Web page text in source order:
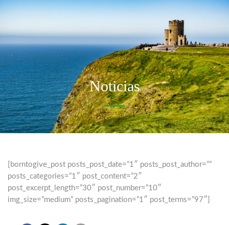
Noticias
[borntogive_post posts_post_date=”1″ posts_post_author=””
posts_categories=”1″ post_content=”2″
post_excerpt_length=”30″ post_number=”10″
img_size=”medium” posts_pagination=”1″ post_terms=”97″]